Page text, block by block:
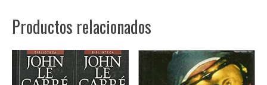
5
cantidad
Productos relacionados